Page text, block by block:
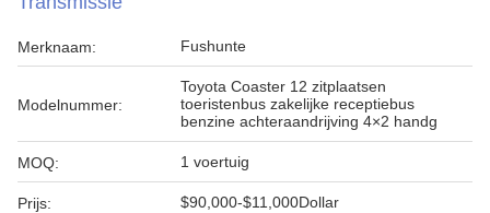
Merknaam: Fushunte
Modelnummer:
Toyota Coaster 12 zitplaatsen
toeristenbus zakelijke receptiebus
benzine achteraandrijving 4×2 handg
MOQ: 1 voertuig
Prijs: $90,000-$11,000Dollar